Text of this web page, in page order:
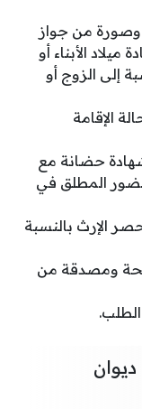
وصورة من جواز
الأبناء أو
إلى الزوج أو
الإقامة
حضانة مع
المطلق في
الإرث بالنسبة
ومصدقة من